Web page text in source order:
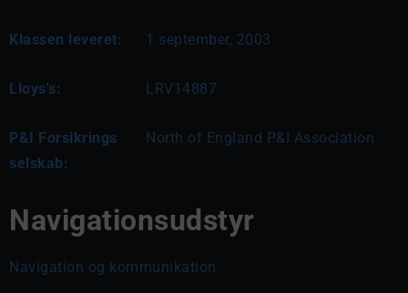
Klassen leveret: 1 september, 2003
Lloys's: LRV14887
P&I Forsikrings
selskab:
North of England P&I Association
Navigationsudstyr
Navigation og kommunikation